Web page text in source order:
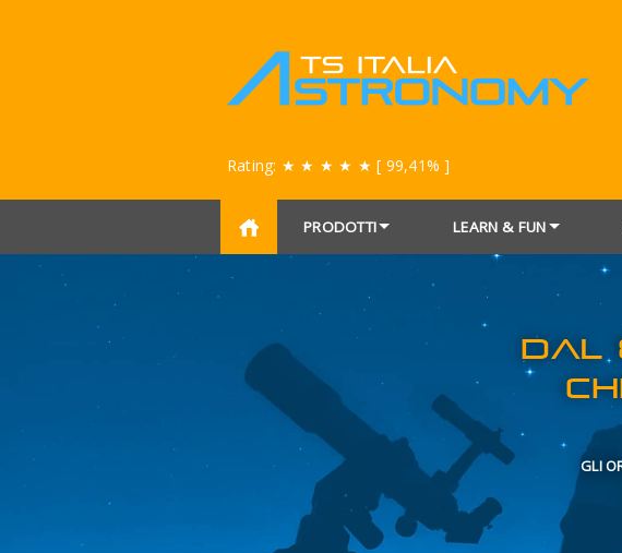
Rating: ★ ★ ★ ★ ★ [ 99,41% ]
PRODOTTI LEARN & FUN